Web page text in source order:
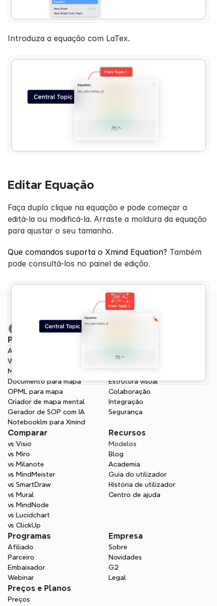
Introduza a equação com LaTex.
Editar Equação
Faça duplo clique na equação e pode começar a
editá-la ou modificá-la. Arraste a moldura da equação
para ajustar o seu tamanho.
Que comandos suporta o Xmind Equation? Também
pode consultá-los no painel de edição.
Produtos
Aplicativo
Web
Markdown para mapa
Documento para mapa
OPML para mapa
Criador de mapa mental
Gerador de SOP com IA
Notebooklm para Xmind
Gestão de projetos
Estrutura visual
Colaboração
Integração
Segurança
Comparar
vs Visio
vs Miro
vs Milanote
vs MindMeister
vs SmartDraw
vs Mural
vs MindNode
vs Lucidchart
vs ClickUp
Recursos
Modelos
Blog
Academia
Guia do utilizador
História de utilizador
Centro de ajuda
Programas
Afiliado
Parceiro
Embaixador
Webinar
Empresa
Sobre
Novidades
G2
Legal
Preços e Planos
Preços